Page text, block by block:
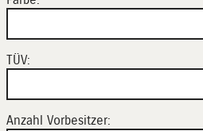
TÜV:
Anzahl Vorbesitzer: